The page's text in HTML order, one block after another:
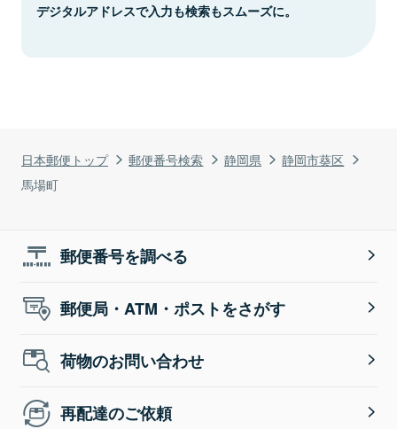
日本郵便トップ 郵便番号検索 静岡県
静岡市葵区
馬場町
デジタルアドレスで入力も検索もスムーズに。
郵便番号を調べる
郵便局・ATM・ポストをさがす
荷物のお問い合わせ
再配達のご依頼